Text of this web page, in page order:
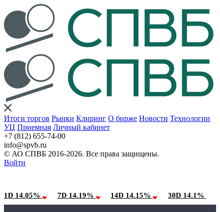
Итоги торгов Рынки Клиринг О бирже Новости Технологии
УЦ Приемная Личный кабинет
+7 (812) 655-74-00
info@spvb.ru
© АО СПВБ 2016-2026. Все права защищены.
Войти
1D 14.05% 7D 14.19% 14D 14.15% 30D 14.1%